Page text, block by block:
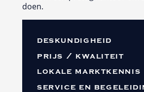
doen.
deskundigheid
prijs / kwaliteit
lokale marktkennis
service en